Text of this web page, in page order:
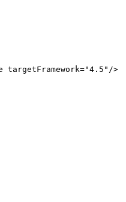
targetFramework="4.5"/>